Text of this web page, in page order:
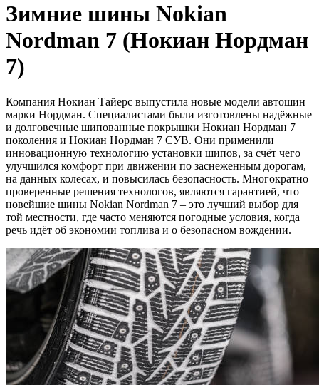
Зимние шины Nokian
Nordman 7 (Нокиан Нордман
7)
Компания Нокиан Тайерс выпустила новые модели автошин
марки Нордман. Специалистами были изготовлены надёжные
и долговечные шипованные покрышки Нокиан Нордман 7
поколения и Нокиан Нордман 7 СУВ. Они применили
инновационную технологию установки шипов, за счёт чего
улучшился комфорт при движении по заснеженным дорогам,
на данных колесах, и повысилась безопасность. Многократно
проверенные решения технологов, являются гарантией, что
новейшие шины Nokian Nordman 7 – это лучший выбор для
той местности, где часто меняются погодные условия, когда
речь идёт об экономии топлива и о безопасном вождении.